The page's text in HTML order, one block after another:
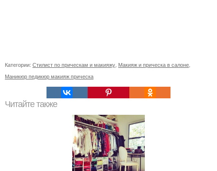
Категории: Стилист по прическам и макияжу Макияж и прическа в салоне
Маникюр педикюр макияж прическа
Читайте также